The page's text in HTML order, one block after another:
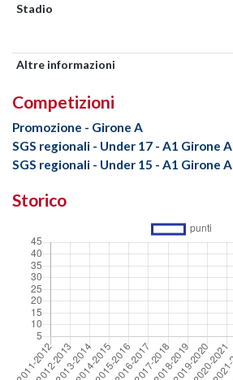
Stadio
Altre informazioni
Competizioni
Promozione - Girone A
SGS regionali - Under 17 - A1 Girone A
SGS regionali - Under 15 - A1 Girone A
Storico